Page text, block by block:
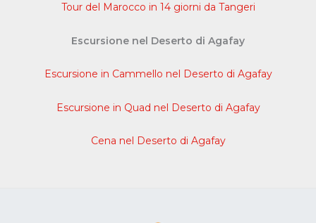
Tour del Marocco in 14 giorni da Tangeri
Escursione nel Deserto di Agafay
Escursione in Cammello nel Deserto di Agafay
Escursione in Quad nel Deserto di Agafay
Cena nel Deserto di Agafay